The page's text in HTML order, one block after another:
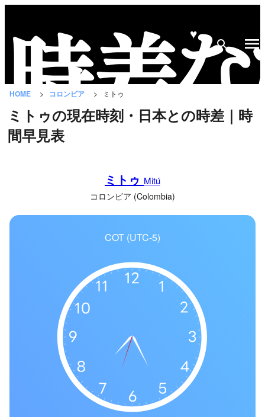
♥
HOME コロンビア ミトゥ
ミトゥの現在時刻・日本との時差｜時
間早見表
ミトゥ Mitú
コロンビア (Colombia)
COT (UTC-5)
な
と
は？